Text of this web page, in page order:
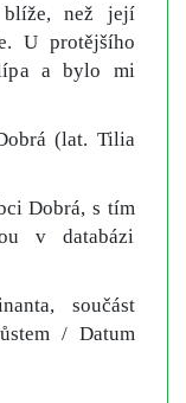
než její
U protějšího
a bylo mi
(lat. Tilia
Dobrá, s tím
v databázi
součást
/ Datum